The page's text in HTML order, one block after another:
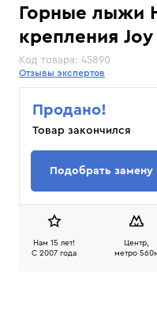
Горные лыжи
крепления Joy
Код товара: 45890
Отзывы экспертов
Продано!
Товар закончился
Подобрать замену
Нам 15 лет!
C 2007 года
Центр,
метро